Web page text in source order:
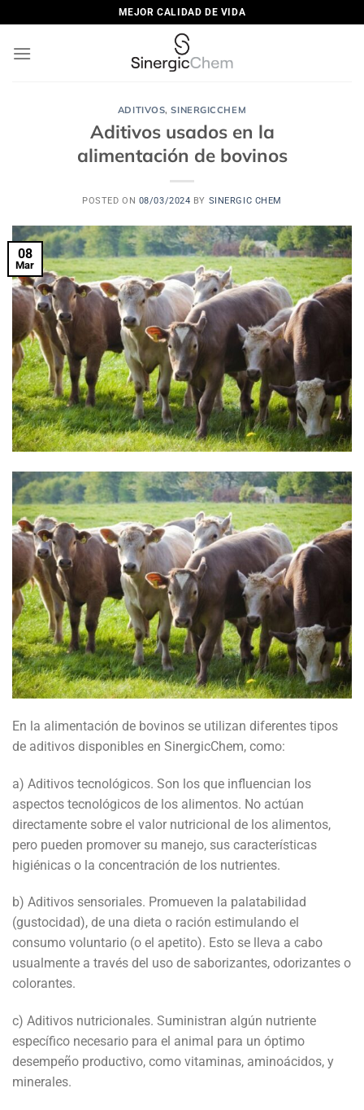
al
contenido
MEJOR CALIDAD DE VIDA
ADITIVOS,SINERGICCHEM
Aditivos usados en la
alimentación de bovinos
POSTED ON 08/03/2024 BY SINERGIC CHEM
08
Mar
En la alimentación de bovinos se utilizan diferentes tipos
de aditivos disponibles en SinergicChem, como:
a) Aditivos tecnológicos. Son los que influencian los
aspectos tecnológicos de los alimentos. No actúan
directamente sobre el valor nutricional de los alimentos,
pero pueden promover su manejo, sus características
higiénicas o la concentración de los nutrientes.
b) Aditivos sensoriales. Promueven la palatabilidad
(gustocidad), de una dieta o ración estimulando el
consumo voluntario (o el apetito). Esto se lleva a cabo
usualmente a través del uso de saborizantes, odorizantes o
colorantes.
c) Aditivos nutricionales. Suministran algún nutriente
específico necesario para el animal para un óptimo
desempeño productivo, como vitaminas, aminoácidos, y
minerales.